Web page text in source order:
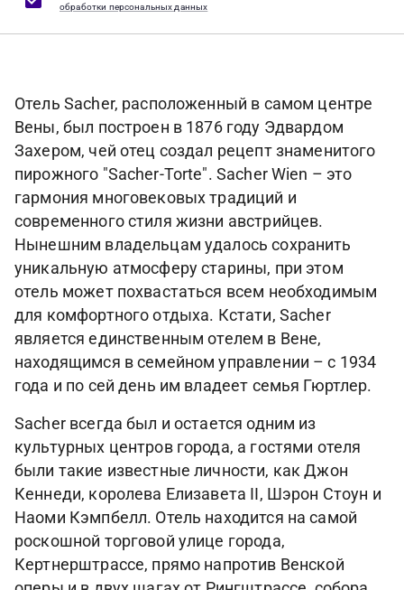
обработки персональных данных
Отель Sacher, расположенный в самом центре
Вены, был построен в 1876 году Эдвардом
Захером, чей отец создал рецепт знаменитого
пирожного "Sacher-Torte". Sacher Wien – это
гармония многовековых традиций и
современного стиля жизни австрийцев.
Нынешним владельцам удалось сохранить
уникальную атмосферу старины, при этом
отель может похвастаться всем необходимым
для комфортного отдыха. Кстати, Sacher
является единственным отелем в Вене,
находящимся в семейном управлении – с 1934
года и по сей день им владеет семья Гюртлер.
Sacher всегда был и остается одним из
культурных центров города, а гостями отеля
были такие известные личности, как Джон
Кеннеди, королева Елизавета II, Шэрон Стоун и
Наоми Кэмпбелл. Отель находится на самой
роскошной торговой улице города,
Кертнерштрассе, прямо напротив Венской